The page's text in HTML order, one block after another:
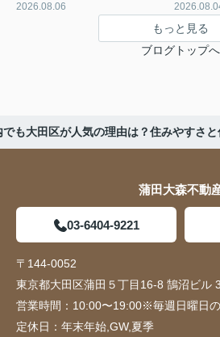
2026.08.06
もっと見る
ブログトップへ
でも大田区が人気の理由は？住みやすさ
蒲田大森不動
03-6404-9221
〒144-0052
東京都大田区蒲田５丁目16-8 鵠沼ビル
営業時間： 10:00〜19:00※毎週日曜日
定休日： 年末年始,GW,夏季